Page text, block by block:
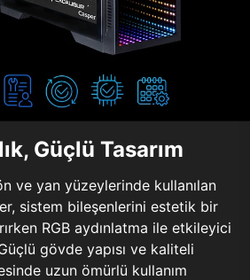
Güçlü Tasarım
ve yan yüzeylerinde kullanılan
sistem bileşenlerini estetik bir
RGB aydınlatma ile etkileyici
gövde yapısı ve kaliteli
uzun ömürlü kullanım